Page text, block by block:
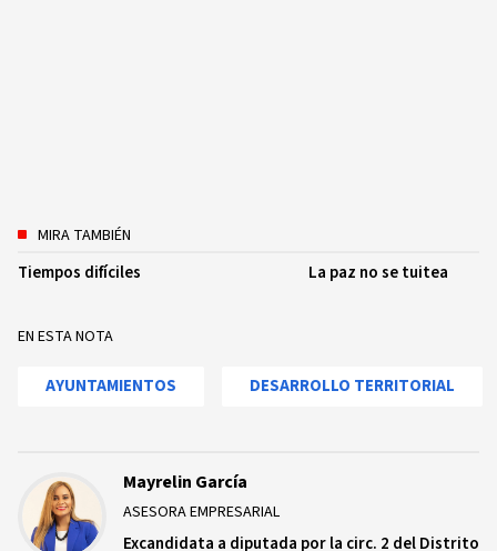
MIRA TAMBIÉN
Tiempos difíciles La paz no se tuitea
EN ESTA NOTA
AYUNTAMIENTOS DESARROLLO TERRITORIAL
Mayrelin García
ASESORA EMPRESARIAL
Excandidata a diputada por la circ. 2 del Distrito